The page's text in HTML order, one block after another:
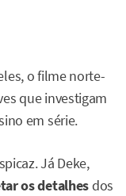
o filme norte-
que investigam
em série.
Já Deke,
os detalhesdos